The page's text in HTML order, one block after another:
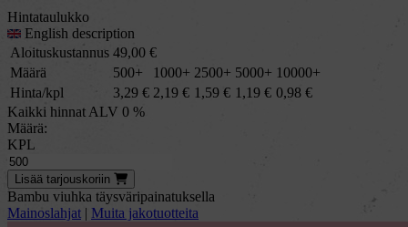
Hintataulukko
English description
Aloituskustannus 49,00 €
Määrä
500+ 1000+ 2500+ 5000+ 10000+
Hinta/kpl
3,29 € 2,19 € 1,59 € 1,19 € 0,98 €
Kaikki hinnat ALV 0 %
Määrä:
KPL
Lisää tarjous koriin
Bambu viuhka täysväripainatuksella
Mainoslahjat | Muita jakotuotteita